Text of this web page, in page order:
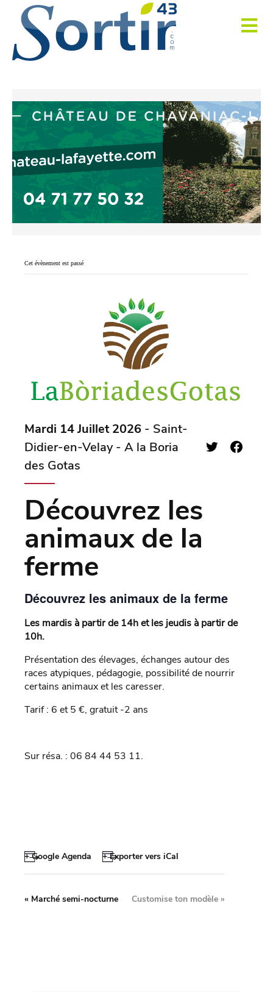
Cet évènement est passé
Mardi 14 Juillet 2026 - Saint-
Didier-en-Velay - A la Boria
des Gotas
Découvrez les
animaux de la
ferme
Découvrez les animaux de la ferme
Les mardis à partir de 14h et les jeudis à partir de
10h.
Présentation des élevages, échanges autour des
races atypiques, pédagogie, possibilité de nourrir
certains animaux et les caresser.
Tarif : 6 et 5 €, gratuit -2 ans
Sur résa. : 06 84 44 53 11.
+ Google Agenda + Exporter vers iCal
« Marché semi-nocturne Customise ton modèle »